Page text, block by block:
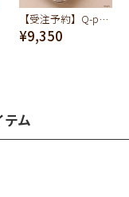
【受注予約】Q-pot. ちいかわ ミルククッキー バッグチャーム（ちいかわ）
¥9,350
テム